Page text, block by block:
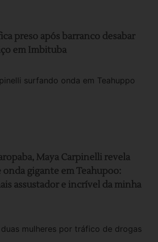
preso após barranco desabar
em Imbituba
Maya Carpinelli revela
onda gigante em Teahupoo:
assustador e incrível da minha